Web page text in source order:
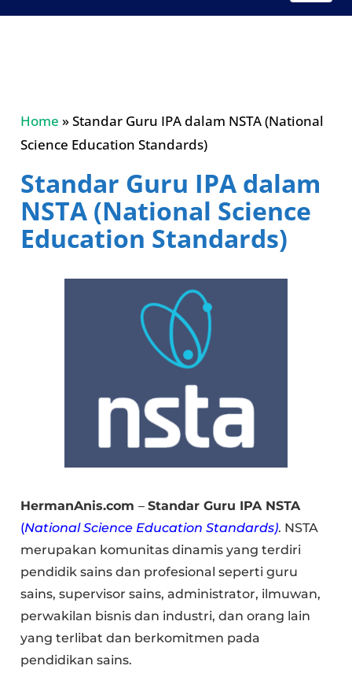
Home »Standar Guru IPA dalam NSTA (National
Science Education Standards)
Standar Guru IPA dalam
NSTA (National Science
Education Standards)
HermanAnis.com–Standar Guru IPA NSTA
(National Science Education Standards). NSTA
merupakan komunitas dinamis yang terdiri
pendidik sains dan profesional seperti guru
sains, supervisor sains, administrator, ilmuwan,
perwakilan bisnis dan industri, dan orang lain
yang terlibat dan berkomitmen pada
pendidikan sains.